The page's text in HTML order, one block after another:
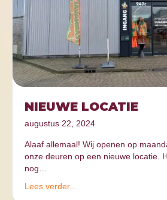
NIEUWE LOCATIE
augustus 22, 2024
Alaaf allemaal! Wij openen op
onze deuren op een nieuwe locatie.
nog…
Lees verder...